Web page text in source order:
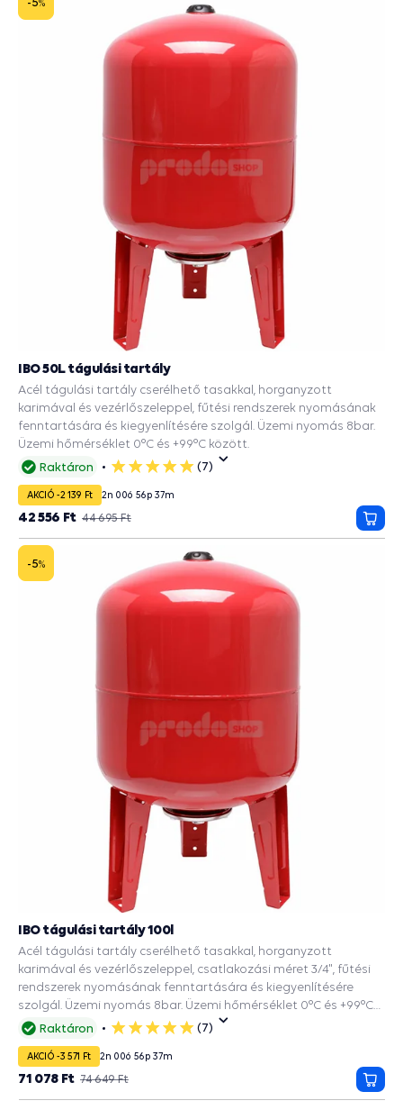
%
Raktáron
5
(7)
IBO 50L tágulási tartály
Acél tágulási tartály cserélhető tasakkal, horganyzott
karimával és vezérlőszeleppel, fűtési rendszerek nyomásának
fenntartására és kiegyenlítésére szolgál. Üzemi nyomás 8bar.
Üzemi hőmérséklet 0°C és +99°C között.
AKCIÓ -2 139 Ft 2n 00ó 56p 36m
44 695 Ft
42 556 Ft
-5%
Raktáron
5
(7)
IBO tágulási tartály 100l
Acél tágulási tartály cserélhető tasakkal, horganyzott
karimával és vezérlőszeleppel, csatlakozási méret 3/4", fűtési
rendszerek nyomásának fenntartására és kiegyenlítésére
szolgál. Üzemi nyomás 8bar. Üzemi hőmérséklet 0°C és +99°C
között.
AKCIÓ -3 571 Ft 2n 00ó 56p 36m
74 649 Ft
71 078 Ft